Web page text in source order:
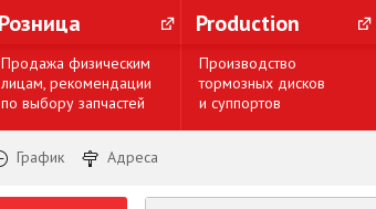
Розница Production
Продажа физическим
лицам, рекомендации
по выбору запчастей
Производство
тормозных дисков
и суппортов
График Адреса